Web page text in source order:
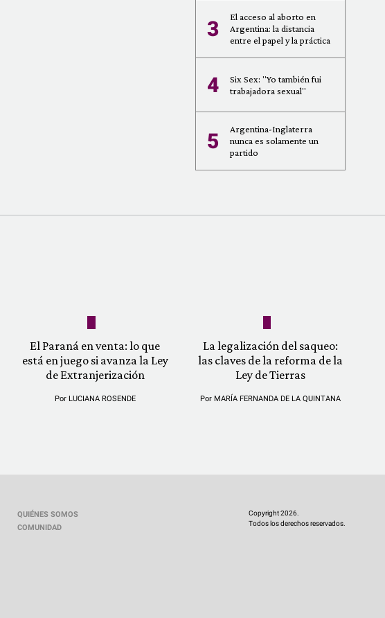
3
El acceso al aborto en
Argentina: la distancia
entre el papel y la práctica
4
Six Sex: "Yo también fui
trabajadora sexual"
5
Argentina-Inglaterra
nunca es solamente un
partido
El Paraná en venta: lo que
está en juego si avanza la Ley
de Extranjerización
Por LUCIANA ROSENDE
La legalización del saqueo:
las claves de la reforma de la
Ley de Tierras
Por MARÍA FERNANDA DE LA QUINTANA
QUIÉNES SOMOS
COMUNIDAD
Copyright 2026.
Todos los derechos reservados.